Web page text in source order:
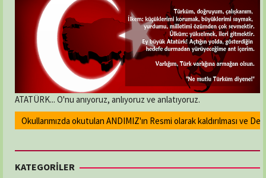
ATATÜRK... O'nu anıyoruz, anlıyoruz ve anlatıyoruz.
Okullarımızda okutulan ANDIMIZ'ın Resmi olarak kaldırılması ve
KATEGORİLER